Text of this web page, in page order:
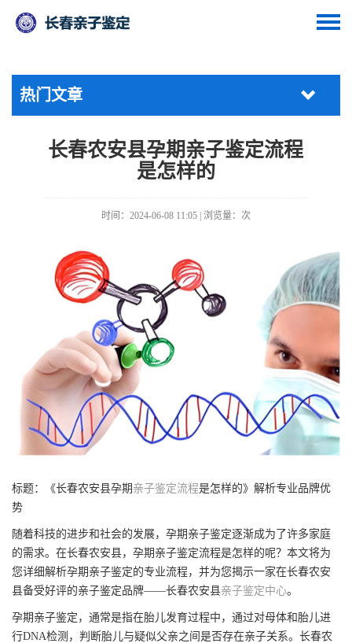
热门文章
长春农安县孕期亲子鉴定流程
是怎样的
时间：2024-06-08 11:05 | 浏览量： 次
标题：《长春农安县孕期 亲子鉴定流程是怎样的》解析专业品牌优
势
随着科技的进步和社会的发展，孕期亲子鉴定逐渐成为了许多家庭
的需求。在长春农安县，孕期亲子鉴定流程是怎样的呢？本文将为
您详细解析孕期亲子鉴定的专业流程，并为您揭示一家在长春农安
县备受好评的亲子鉴定品牌——长春农安县亲子鉴定中心。
孕期亲子鉴定，通常是指在胎儿发育过程中，通过对母体和胎儿进
行DNA检测，判断胎儿与疑似父亲之间是否存在亲子关系。长春农